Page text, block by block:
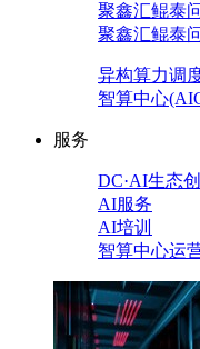
聚鑫汇鲲泰
聚鑫汇鲲泰
异构算力调
智算中心
服务
DC·AI生态
AI服务
AI培训
智算中心运